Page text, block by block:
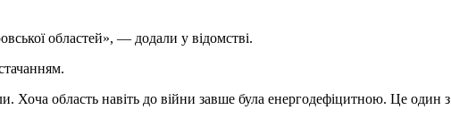
областей», — додали у відомстві.
область навіть до війни завше була енергодефіцитною. Це один з